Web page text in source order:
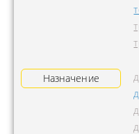
Назначение